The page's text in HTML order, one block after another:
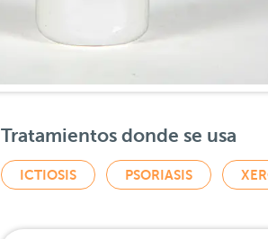
Tratamientos donde se usa
ICTIOSIS PSORIASIS